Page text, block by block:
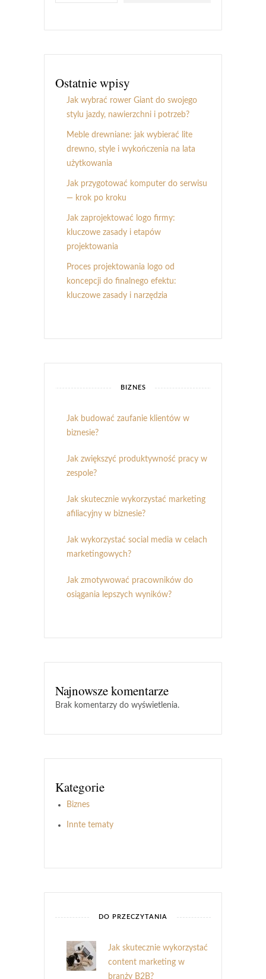
Ostatnie wpisy
Jak wybrać rower Giant do swojego
stylu jazdy, nawierzchni i potrzeb?
Meble drewniane: jak wybierać lite
drewno, style i wykończenia na lata
użytkowania
Jak przygotować komputer do serwisu
— krok po kroku
Jak zaprojektować logo firmy:
kluczowe zasady i etapów
projektowania
Proces projektowania logo od
koncepcji do finalnego efektu:
kluczowe zasady i narzędzia
BIZNES
Jak budować zaufanie klientów w
biznesie?
Jak zwiększyć produktywność pracy w
zespole?
Jak skutecznie wykorzystać marketing
afiliacyjny w biznesie?
Jak wykorzystać social media w celach
marketingowych?
Jak zmotywować pracowników do
osiągania lepszych wyników?
Najnowsze komentarze
Brak komentarzy do wyświetlenia.
Kategorie
Biznes
Innte tematy
DO PRZECZYTANIA
Jak skutecznie wykorzystać
content marketing w
branży B2B?